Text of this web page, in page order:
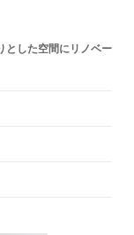
とした空間にリノベー